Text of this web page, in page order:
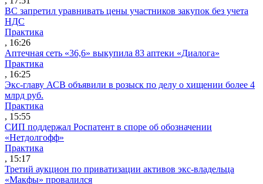
ВС запретил уравнивать цены участников закупок без учета
НДС
Практика
, 16:26
Аптечная сеть «36,6» выкупила 83 аптеки «Диалога»
Практика
, 16:25
Экс-главу АСВ объявили в розыск по делу о хищении более 4
млрд руб.
Практика
, 15:55
СИП поддержал Роспатент в споре об обозначении
«Нетдолгофф»
Практика
, 15:17
Третий аукцион по приватизации активов экс-владельца
«Макфы» провалился